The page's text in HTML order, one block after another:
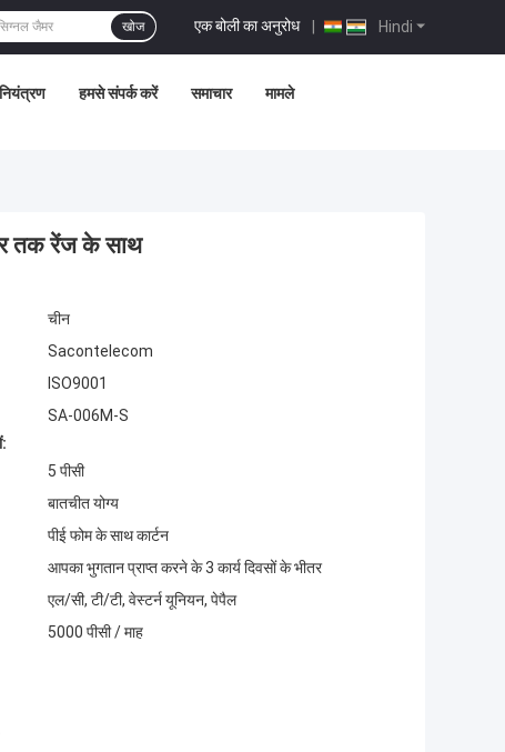
Hindi
एक बोली का अनुरोध |
खोज
हमसे संपर्क करें समाचार मामले
तक रेंज के साथ
चीन
Sacontelecom
ISO9001
SA-006M-S
5 पीसी
बातचीत योग्य
पीई फोम के साथ कार्टन
आपका भुगतान प्राप्त करने के 3 कार्य दिवसों के भीतर
एल/सी, टी/टी, वेस्टर्न यूनियन, पेपैल
5000 पीसी / माह